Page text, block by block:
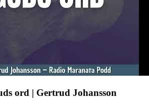
ord | Gertrud Johansson